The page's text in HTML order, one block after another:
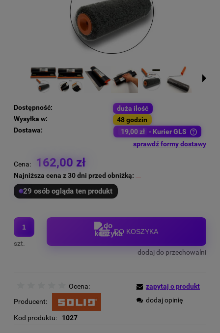
Dostępność:
duża ilość
Wysyłka w:
48 godzin
Dostawa:
19,00 zł - Kurier GLS
Cena nie zawiera ewentualnych kosztów płatnościsprawdź formy dostawy
Cena: 162,00 zł
Najniższa cena z 30 dni przed obniżką:
29 osób ogląda ten produkt
szt.
DO KOSZYKA
dodaj do przechowalni
Ocena:
Producent:
Kod produktu: 1027
zapytaj o produkt
dodaj opinię